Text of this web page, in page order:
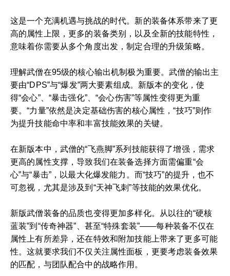
这是一个充满机遇与挑战的时代。新的装备体系带来了更
高的属性上限，更多的装备类别，以及全新的技能特性，
意味着你需要从多个角度出发，制定合理的升级策略。
理解武僧在95级的核心输出机制极为重要。武僧的输出主
要由“DPS”与“爆发”两大要素组成。新版本的变化，使
得“会心”、“暴击强化”、“会心伤害”等属性变得更为重
要。“力量”依然是决定基础伤害的核心属性，“技巧”则作
为提升技能命中率和丰富技能效果的关键。
在新版本中，武僧的“飞燕脚”系列技能获得了增强，需求
更高的属性支撑，导致我们在装备选择方面需偏重“会
心”与“暴击”，以最大化爆发能力。而“技巧”的提升，也不
可忽视，尤其是涉及到“天神飞刺”等技能的效果优化。
新版武僧装备的品质也变得更加多样化。从以往的“硬核
蓝装”到“传奇神器”、甚至“特殊套装”——每种装备不仅在
属性上有所差异，还在特效和附加技能上带来了更多可能
性。这就要求我们不仅关注属性面板，更要考虑装备效果
的匹配，与团队配合中的战略作用。